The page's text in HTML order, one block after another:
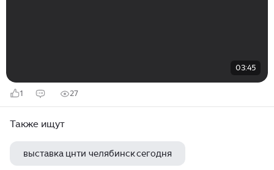
03:45
1 27
Также ищут
выставка цнти челябинск сегодня